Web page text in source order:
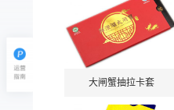
大闸蟹抽拉卡套